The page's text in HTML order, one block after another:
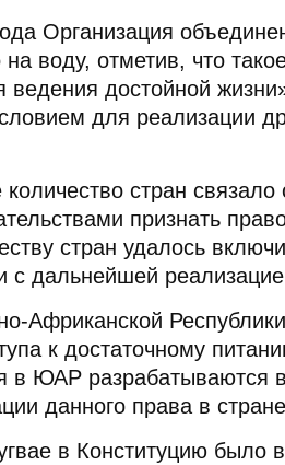
Организация
воду, отметив, что
ведения достойной
для реализации
стран
признать
стран удалось
с дальнейшей
Африканской
к достаточному
в ЮАР разрабатываются
данного права в
в Конституцию было